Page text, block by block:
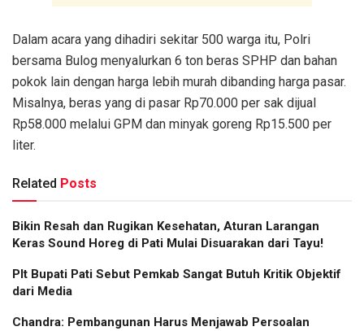
Dalam acara yang dihadiri sekitar 500 warga itu, Polri
bersama Bulog menyalurkan 6 ton beras SPHP dan bahan
pokok lain dengan harga lebih murah dibanding harga pasar.
Misalnya, beras yang di pasar Rp70.000 per sak dijual
Rp58.000 melalui GPM dan minyak goreng Rp15.500 per
liter.
Related Posts
Bikin Resah dan Rugikan Kesehatan, Aturan Larangan
Keras Sound Horeg di Pati Mulai Disuarakan dari Tayu!
Plt Bupati Pati Sebut Pemkab Sangat Butuh Kritik Objektif
dari Media
Chandra: Pembangunan Harus Menjawab Persoalan